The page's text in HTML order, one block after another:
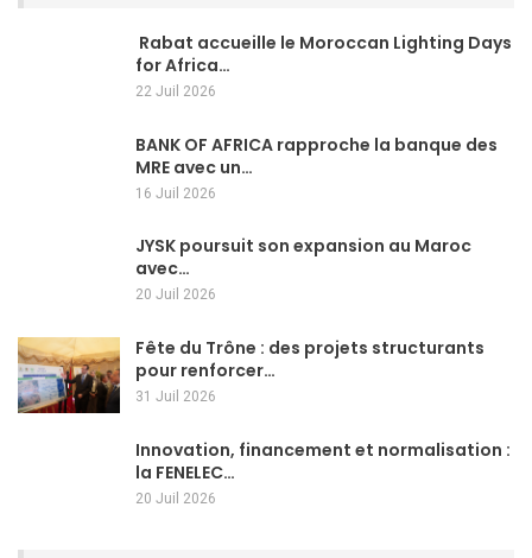
Rabat accueille le Moroccan Lighting Days
for Africa…
22 Juil 2026
BANK OF AFRICA rapproche la banque des
MRE avec un…
16 Juil 2026
JYSK poursuit son expansion au Maroc
avec…
20 Juil 2026
Fête du Trône : des projets structurants
pour renforcer…
31 Juil 2026
Innovation, financement et normalisation :
la FENELEC…
20 Juil 2026